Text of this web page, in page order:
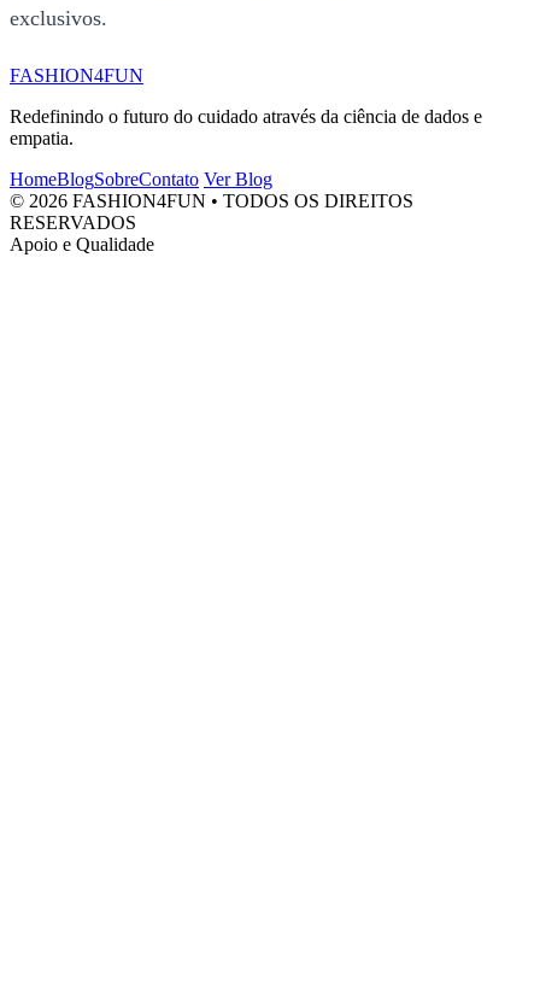
exclusivos.
FASHION4FUN
Redefinindo o futuro do cuidado através da ciência de dados e
empatia.
HomeBlogSobreContato Ver Blog
© 2026 FASHION4FUN • TODOS OS DIREITOS
RESERVADOS
Apoio e Qualidade